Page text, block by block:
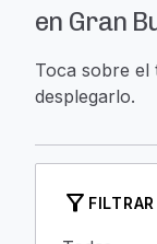
en Gran
Toca sobre el
desplegarlo.
filter_alt